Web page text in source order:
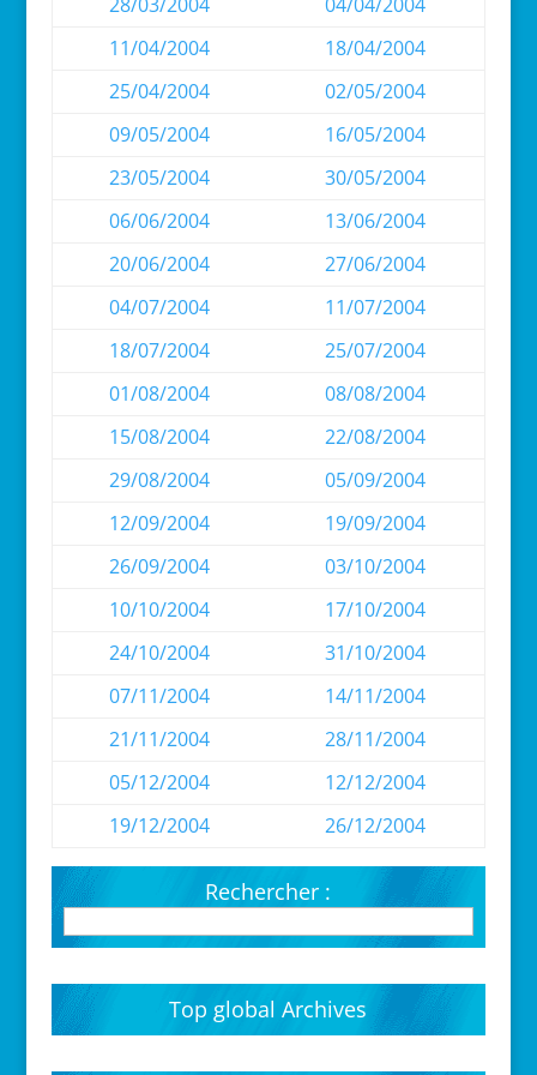
11/04/2004
18/04/2004
25/04/2004
02/05/2004
09/05/2004
16/05/2004
23/05/2004
30/05/2004
06/06/2004
13/06/2004
20/06/2004
27/06/2004
04/07/2004
11/07/2004
18/07/2004
25/07/2004
01/08/2004
08/08/2004
15/08/2004
22/08/2004
29/08/2004
05/09/2004
12/09/2004
19/09/2004
26/09/2004
03/10/2004
10/10/2004
17/10/2004
24/10/2004
31/10/2004
07/11/2004
14/11/2004
21/11/2004
28/11/2004
05/12/2004
12/12/2004
19/12/2004
26/12/2004
Rechercher :
Top global Archives